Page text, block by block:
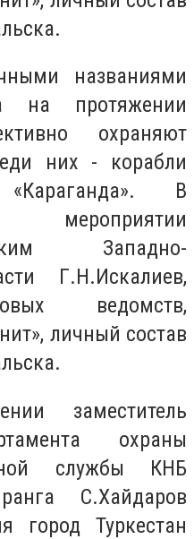
названиями
на протяжении
охраняют
них - корабли
В
мероприятии
Западно-
Г.Н.Искалиев,
ведомств,
личный состав
заместитель
охраны
службы КНБ
С.Хайдаров
город Туркестан